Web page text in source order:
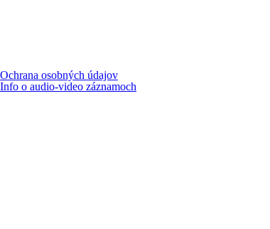
Ochrana osobných údajov
Info o audio-video záznamoch